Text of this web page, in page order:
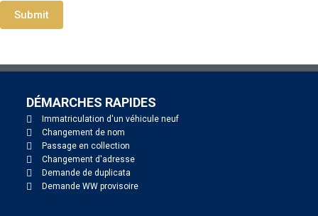
Submit
DÉMARCHES RAPIDES
Immatriculation d'un véhicule neuf
Changement de nom
Passage en collection
Changement d'adresse
Demande de duplicata
Demande WW provisoire